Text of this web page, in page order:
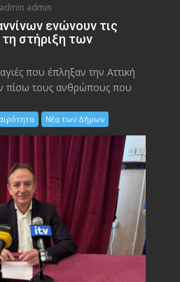
admin admin
ενώνουν τις
τη στήριξη των
που έπληξαν την Αττική
πίσω τους ανθρώπους που
Νέα των Δήμων